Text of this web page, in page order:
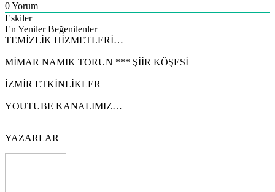
0Yorum
Eskiler
En Yeniler Beğenilenler
TEMİZLİK HİZMETLERİ…
MİMAR NAMIK TORUN *** ŞİİR KÖŞESİ
İZMİR ETKİNLİKLER
YOUTUBE KANALIMIZ…
YAZARLAR